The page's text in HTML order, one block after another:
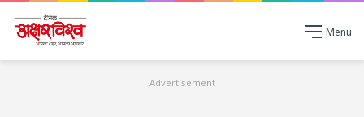
Menu
Advertisement